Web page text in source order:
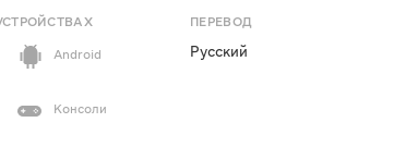
Android
Консоли
ПЕРЕВОД
Русский